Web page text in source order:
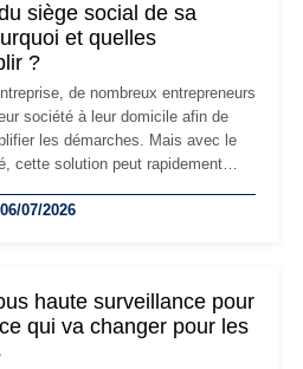
siège social de sa
et quelles
?
de nombreux entrepreneurs
société à leur domicile afin de
les démarches. Mais avec le
cette solution peut rapidement
image de marque… Le
06/07/2026
haute surveillance pour
qui va changer pour les